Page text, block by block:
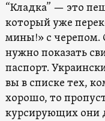
“Кладка” — это
который уже
мины!» с черепом.
нужно показать
паспорт.
вы в списке тех,
хорошо, то
курсирующих они